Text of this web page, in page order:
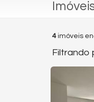
4 imóveis
Filtrando